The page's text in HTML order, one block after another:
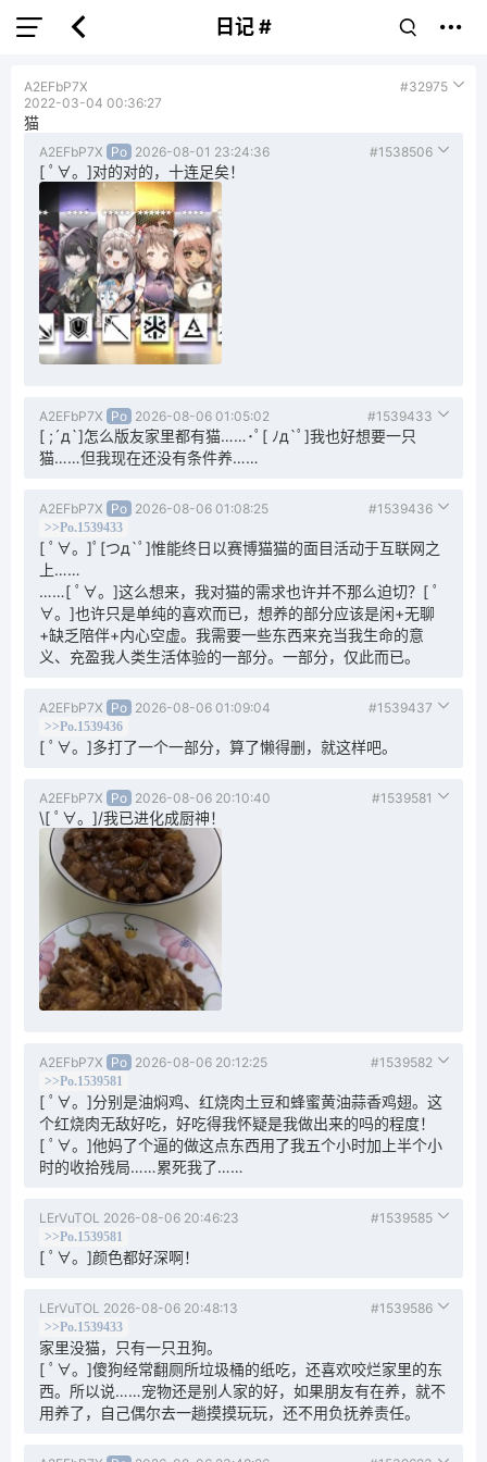
日记 #
A2EFbP7X
#32975
2022-03-04 00:36:27
猫
A2EFbP7X Po 2026-08-01 23:24:36 #1538506
[ ﾟ∀。]对的对的，十连足矣！
A2EFbP7X Po 2026-08-06 01:05:02 #1539433
[ ;´д`]怎么版友家里都有猫……･ﾟ[ ﾉд`ﾟ]我也好想要一只
猫……但我现在还没有条件养……
A2EFbP7X Po 2026-08-06 01:08:25 #1539436
>>Po.1539433
[ ﾟ∀。]ﾟ[つд`ﾟ]惟能终日以赛博猫猫的面目活动于互联网之
上……
……[ ﾟ∀。]这么想来，我对猫的需求也许并不那么迫切？[ ﾟ
∀。]也许只是单纯的喜欢而已，想养的部分应该是闲+无聊
+缺乏陪伴+内心空虚。我需要一些东西来充当我生命的意
义、充盈我人类生活体验的一部分。一部分，仅此而已。
A2EFbP7X Po 2026-08-06 01:09:04 #1539437
>>Po.1539436
[ ﾟ∀。]多打了一个一部分，算了懒得删，就这样吧。
A2EFbP7X Po 2026-08-06 20:10:40 #1539581
\[ ﾟ∀。]/我已进化成厨神！
A2EFbP7X Po 2026-08-06 20:12:25 #1539582
>>Po.1539581
[ ﾟ∀。]分别是油焖鸡、红烧肉土豆和蜂蜜黄油蒜香鸡翅。这
个红烧肉无敌好吃，好吃得我怀疑是我做出来的吗的程度！
[ ﾟ∀。]他妈了个逼的做这点东西用了我五个小时加上半个小
时的收拾残局……累死我了……
LErVuTOL 2026-08-06 20:46:23 #1539585
>>Po.1539581
[ ﾟ∀。]颜色都好深啊！
LErVuTOL 2026-08-06 20:48:13 #1539586
>>Po.1539433
家里没猫，只有一只丑狗。
[ ﾟ∀。]傻狗经常翻厕所垃圾桶的纸吃，还喜欢咬烂家里的东
西。所以说……宠物还是别人家的好，如果朋友有在养，就不
用养了，自己偶尔去一趟摸摸玩玩，还不用负抚养责任。